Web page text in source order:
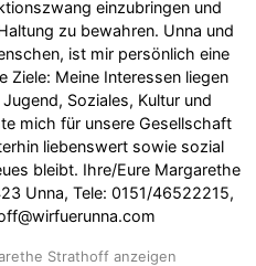
einzubringen und
zu bewahren. Unna und
ist mir persönlich eine
Ziele: Meine Interessen liegen
Soziales, Kultur und
mich für unsere Gesellschaft
liebenswert sowie sozial
bleibt. Ihre/Eure Margarethe
Unna, Tele: 0151/46522215,
Strathoff anzeigen